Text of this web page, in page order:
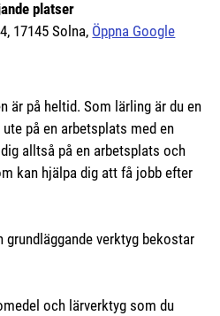
platser
17145 Solna, Öppna Google
heltid. Som lärling är du en
på en arbetsplats med en
alltså på en arbetsplats och
kan hjälpa dig att få jobb efter
grundläggande verktyg bekostar
och lärverktyg som du